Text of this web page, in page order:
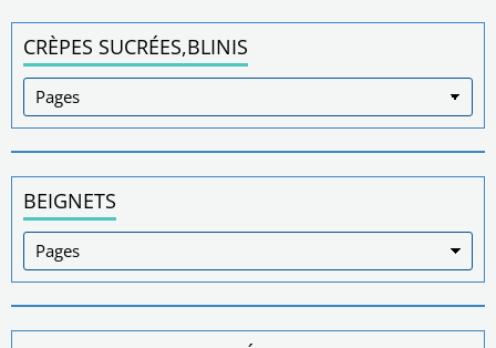
CRÈPES SUCRÉES,BLINIS
BEIGNETS